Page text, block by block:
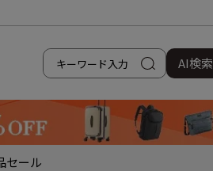
AI検索
セール